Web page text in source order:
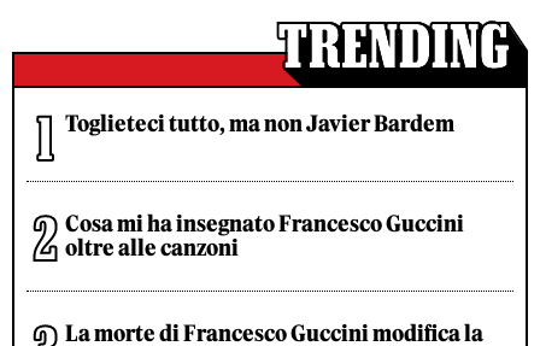
Toglieteci tutto, ma non Javier Bardem
Cosa mi ha insegnato Francesco Guccini
oltre alle canzoni
La morte di Francesco Guccini modifica la